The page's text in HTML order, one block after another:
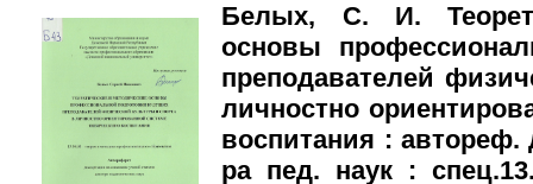
Белых, С. И.
основы
преподавателей
личностно
воспитания : автореф.
ра пед. наук :